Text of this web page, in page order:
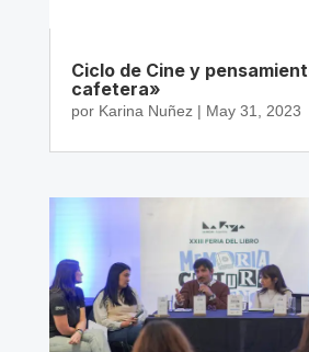
Ciclo de Cine y
cafetera»
por Karina Nuñez| May 31, 2023